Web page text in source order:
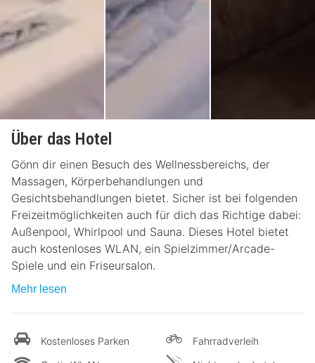
Über das Hotel
Gönn dir einen Besuch des Wellnessbereichs, der
Massagen, Körperbehandlungen und
Gesichtsbehandlungen bietet. Sicher ist bei folgenden
Freizeitmöglichkeiten auch für dich das Richtige dabei:
Außenpool, Whirlpool und Sauna. Dieses Hotel bietet
auch kostenloses WLAN, ein Spielzimmer/Arcade-
Spiele und ein Friseursalon.
Mehr lesen
Kostenloses Parken
Fahrradverleih